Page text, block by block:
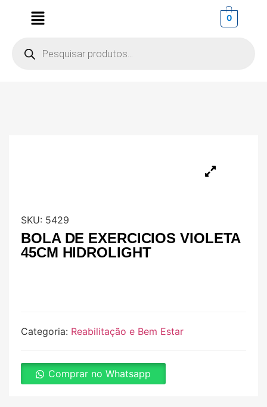
0
SKU: 5429
BOLA DE EXERCICIOS VIOLETA
45CM HIDROLIGHT
Categoria: Reabilitação e Bem Estar
Comprar no Whatsapp